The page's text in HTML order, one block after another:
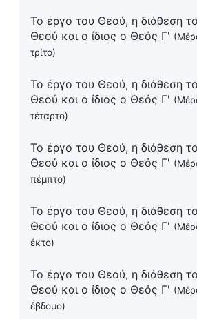
Το έργο του Θεού, η διάθεση
Θεού και ο ίδιος ο Θεός Γ'
τρίτο)
Το έργο του Θεού, η διάθεση
Θεού και ο ίδιος ο Θεός Γ'
τέταρτο)
Το έργο του Θεού, η διάθεση
Θεού και ο ίδιος ο Θεός Γ'
πέμπτο)
Το έργο του Θεού, η διάθεση
Θεού και ο ίδιος ο Θεός Γ'
έκτο)
Το έργο του Θεού, η διάθεση
Θεού και ο ίδιος ο Θεός Γ'
έβδομο)